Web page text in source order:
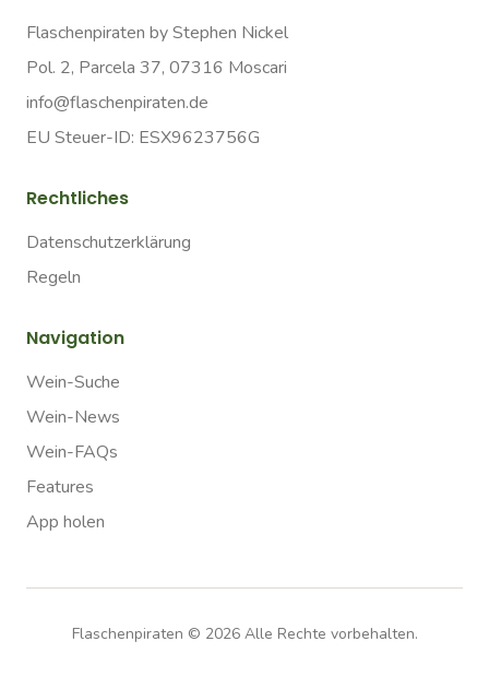
Flaschenpiraten by Stephen Nickel
Pol. 2, Parcela 37, 07316 Moscari
info@flaschenpiraten.de
EU Steuer-ID: ESX9623756G
Rechtliches
Datenschutzerklärung
Regeln
Navigation
Wein-Suche
Wein-News
Wein-FAQs
Features
App holen
Flaschenpiraten © 2026Alle Rechte vorbehalten.